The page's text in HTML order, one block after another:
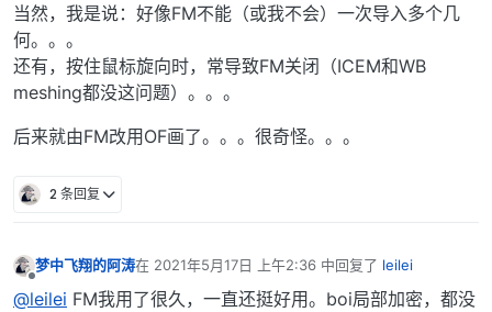
当然，我是说：好像FM不能（或我不会）一次导入多个几
何。。。
还有，按住鼠标旋向时，常导致FM关闭（ICEM和WB
meshing都没这问题）。。。
后来就由FM改用OF画了。。。很奇怪。。。
2 条回复
梦中飞翔的阿涛在 2021年5月17日 上午2:36 中回复了 leilei
最后由 编辑
@leilei FM我用了很久，一直还挺好用。boi局部加密，都没